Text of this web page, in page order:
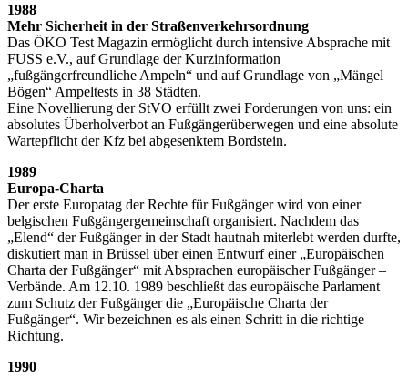
1988
Mehr Sicherheit in der Straßenverkehrsordnung
Das ÖKO Test Magazin ermöglicht durch intensive Absprache mit
FUSS e.V., auf Grundlage der Kurzinformation
„fußgängerfreundliche Ampeln“ und auf Grundlage von „Mängel
Bögen“ Ampeltests in 38 Städten.
Eine Novellierung der StVO erfüllt zwei Forderungen von uns: ein
absolutes Überholverbot an Fußgängerüberwegen und eine absolute
Wartepflicht der Kfz bei abgesenktem Bordstein.
1989
Europa-Charta
Der erste Europatag der Rechte für Fußgänger wird von einer
belgischen Fußgängergemeinschaft organisiert. Nachdem das
„Elend“ der Fußgänger in der Stadt hautnah miterlebt werden durfte,
diskutiert man in Brüssel über einen Entwurf einer „Europäischen
Charta der Fußgänger“ mit Absprachen europäischer Fußgänger –
Verbände. Am 12.10. 1989 beschließt das europäische Parlament
zum Schutz der Fußgänger die „Europäische Charta der
Fußgänger“. Wir bezeichnen es als einen Schritt in die richtige
Richtung.
1990